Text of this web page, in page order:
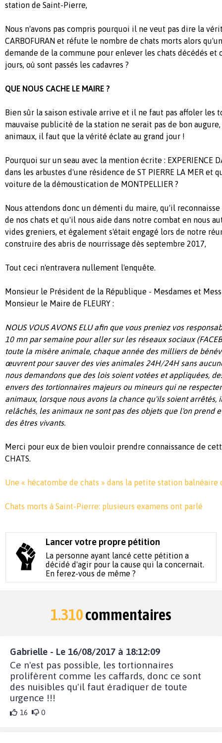
station de Saint-Pierre,
Nous n'avons pas compris pourquoi il ne veut pas dire la
CARBOFURAN et réfute le nombre de chats morts alors
demande de la commune pour enlever les chats décédés et
jours, où sont passés les cadavres ?
QUE NOUS CACHE LE MAIRE ?
Bien sûr la saison estivale arrive et il ne faut pas affoler les
mauvaise publicité de la station ne serait pas de bon
animaux, il faut que la vérité éclate au grand jour !
Pourquoi sur un seau avec la mention écrite : EXPERIENCE
dans les arbustes d'une résidence de ST PIERRE LA MER et
voiture de la démoustication de MONTPELLIER ?
Nous attendons donc un démenti du maire, qu'il
de nos chats et qu'il nous aide dans notre combat en nous
vides greniers, et également s'était engagé lors de notre
construire des abris de nourrissage dès septembre 2017,
Tout ceci n'entravera nullement l'enquête.
Monsieur le Président de la République - Mesdames et
Monsieur le Maire de FLEURY :
NOUS VOUS AVONS ELU afin que vous preniez vos
10 mn par semaine pour aller sur les réseaux sociaux
toute la misère animale, chaque année des milliers de
œuvrent pour sauver des vies animales 24H/24H sans
nous demandons que des lois soient votées et appliquées,
envers des tortionnaires majeurs ou mineurs qui ne
animaux, lorsque nous avons la chance qu'ils soient arrêtés,
relâchés, les animaux ne sont pas des objets que l'on prend
des êtres vivants.
Merci pour eux de bien vouloir prendre connaissance de
CHATS.
Une « hécatombe de chats » dans la petite station
Chats morts à Saint-Pierre: plusieurs examens ont parlé
Lancer votre propre pétition
La personne ayant lancé cette pétition a
décidé d'agir pour la cause qui la concernait.
En ferez-vous de même ?
1.310commentaires
Gabrielle - Le 16/08/2017 à 18:12:09
Ce n'est pas possible, les tortionnaires
prolifèrent comme les caffards, donc ce sont
des nuisibles qu'il faut éradiquer de toute
urgence !!!
16 0